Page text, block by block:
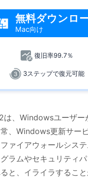
無料ダウンロ
Mac向け
復旧率99.7％
3ステップで復元可能
、Windowsユーザー
、Windows更新サー
ァイアウォールシス
ラムやセキュリティ
と、イライラするこ